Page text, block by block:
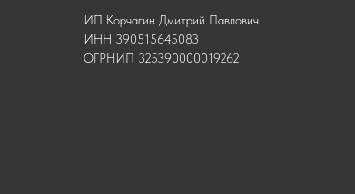
ИП Корчагин Дмитрий Павлович
ИНН 390515645083
ОГРНИП 325390000019262